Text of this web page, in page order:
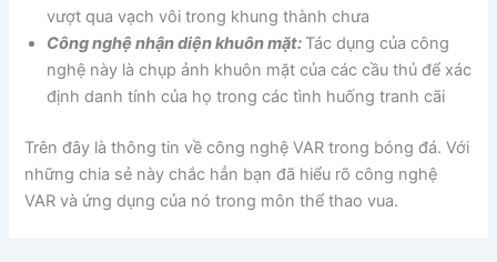
vượt qua vạch vôi trong khung thành chưa
Công nghệ nhận diện khuôn mặt: Tác dụng của công
nghệ này là chụp ảnh khuôn mặt của các cầu thủ để xác
định danh tính của họ trong các tình huống tranh cãi
Trên đây là thông tin về công nghệ VAR trong bóng đá. Với
những chia sẻ này chắc hẳn bạn đã hiểu rõ công nghệ
VAR và ứng dụng của nó trong môn thể thao vua.